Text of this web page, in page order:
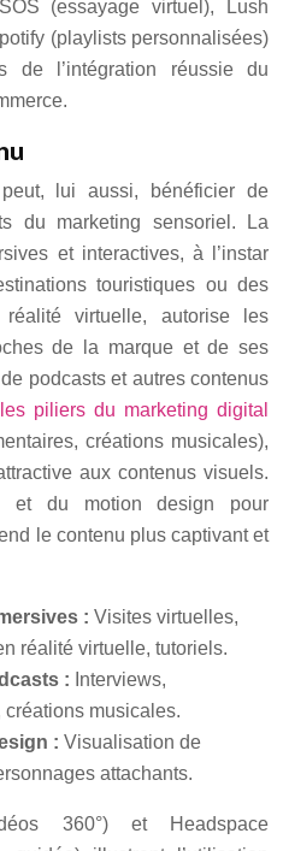
(essayage virtuel), Lush
(playlists personnalisées)
de l’intégration réussie du
lui aussi, bénéficier de
du marketing sensoriel. La
et interactives, à l’instar
touristiques ou des
virtuelle, autorise les
de la marque et de ses
podcasts et autres contenus
les piliers du marketing digital
créations musicales),
aux contenus visuels.
et du motion design pour
le contenu plus captivant et
: Visites virtuelles,
réalité virtuelle, tutoriels.
: Interviews,
musicales.
: Visualisation de
attachants.
360°) et Headspace